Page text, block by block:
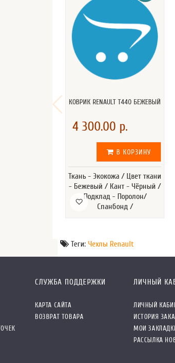
КОВРИК RENAULT T440 БЕЖЕВЫЙ
4 300.00 р.
В КОРЗИНУ
Ткань - Экокожа / Цвет ткани
- Бежевый / Кант - Чёрный /
Подклад - Поролон/
Спанбонд /
Теги:Чехлы Renault
СЛУЖБА ПОДДЕРЖКИ
КАРТА САЙТА
ВОЗВРАТ ТОВАРА
ЛИЧНЫЙ
ЛИЧНЫЙ
ИСТОРИЯ
МОИ
РАССЫЛКА